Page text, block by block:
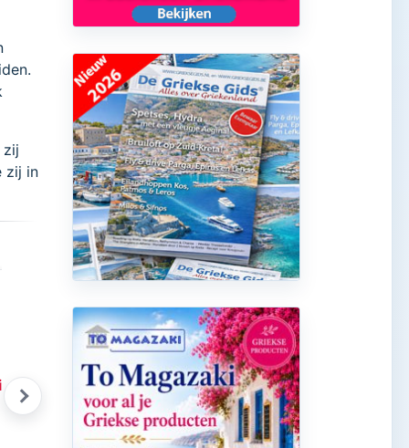
zij
zij in
Gids Glossy 18
Zomer
Griekse honing